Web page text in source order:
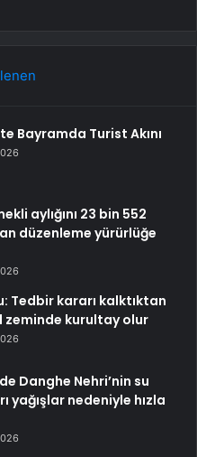
Bayramda Turist Akını
aylığını 23 bin 552
düzenleme yürürlüğe
Tedbir kararı kalktıktan
zeminde kurultay olur
Danghe Nehri’nin su
yağışlar nedeniyle hızla